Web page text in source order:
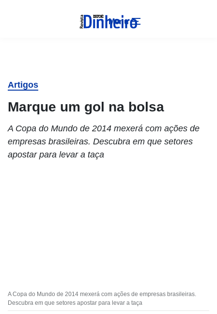
Menu
Artigos
Marque um gol na bolsa
A Copa do Mundo de 2014 mexerá com ações de
empresas brasileiras. Descubra em que setores
apostar para levar a taça
A Copa do Mundo de 2014 mexerá com ações de empresas brasileiras.
Descubra em que setores apostar para levar a taça